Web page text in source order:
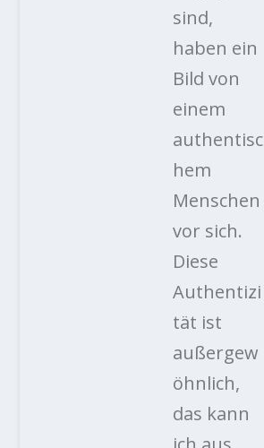
sind,
haben ein
Bild von
einem
authentisc
hem
Menschen
vor sich.
Diese
Authentizi
tät ist
außergew
öhnlich,
das kann